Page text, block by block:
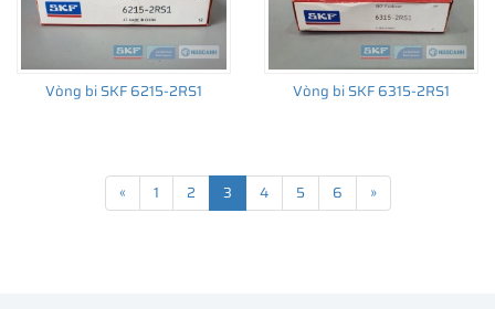
Vòng bi SKF 6215-2RS1 Vòng bi SKF 6315-2RS1
« 1 2 3 4 5 6 »